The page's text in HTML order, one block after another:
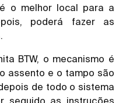
o melhor local para a
poderá fazer as
BTW, o mecanismo é
assento e o tampo são
de todo o sistema
seguido as instruções